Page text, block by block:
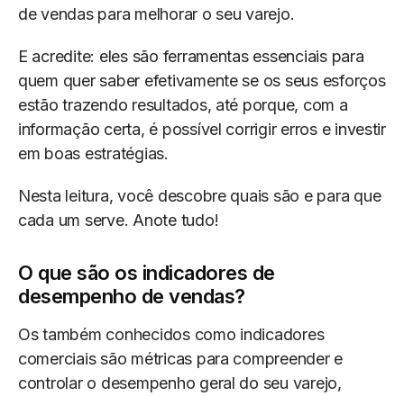
de vendas para melhorar o seu varejo.
E acredite: eles são ferramentas essenciais para
quem quer saber efetivamente se os seus esforços
estão trazendo resultados, até porque, com a
informação certa, é possível corrigir erros e investir
em boas estratégias.
Nesta leitura, você descobre quais são e para que
cada um serve. Anote tudo!
O que são os indicadores de
desempenho de vendas?
Os também conhecidos como indicadores
comerciais são métricas para compreender e
controlar o desempenho geral do seu varejo,